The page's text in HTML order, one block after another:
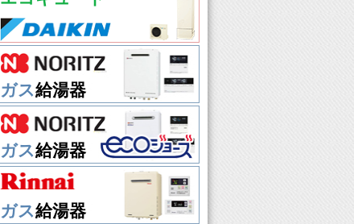
ガス給湯器
ガス給湯器
ガス給湯器